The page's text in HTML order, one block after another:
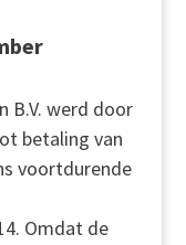
B.V. werd door
betaling van
voortdurende
Omdat de